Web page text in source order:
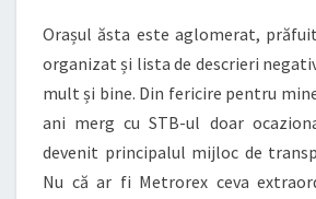
Orașul ăsta este aglomerat,
organizat și lista de descrieri
mult și bine. Din fericire pentru
ani merg cu STB-ul doar
devenit principalul mijloc de
Nu că ar fi Metrorex ceva